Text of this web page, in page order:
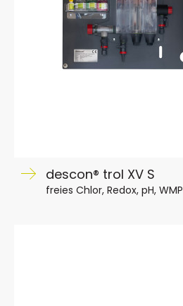
descon® trol XV S
freies Chlor, Redox, pH, WMP